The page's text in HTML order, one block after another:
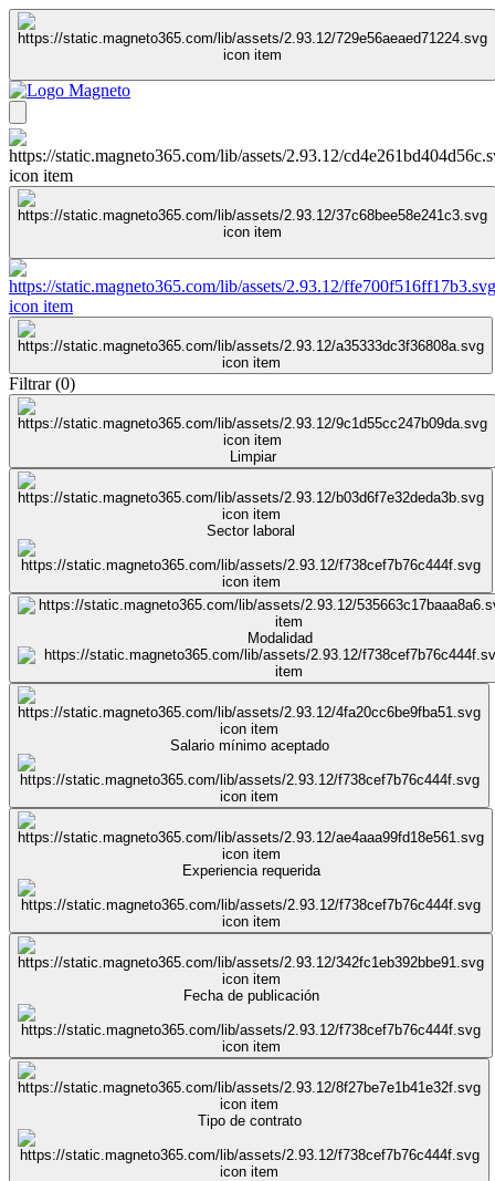
Filtrar(0)
Limpiar
Sector laboral
Modalidad
Salario mínimo aceptado
Experiencia requerida
Fecha de publicación
Tipo de contrato